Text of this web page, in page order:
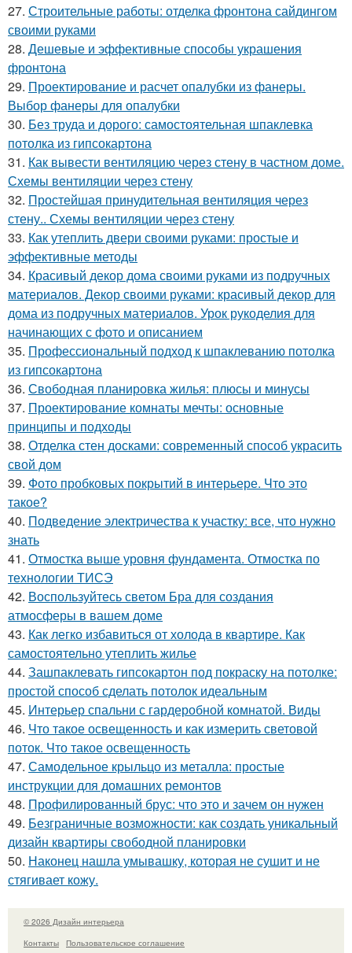
27. Строительные работы: отделка фронтона сайдингом
своими руками
28. Дешевые и эффективные способы украшения
фронтона
29. Проектирование и расчет опалубки из фанеры.
Выбор фанеры для опалубки
30. Без труда и дорого: самостоятельная шпаклевка
потолка из гипсокартона
31. Как вывести вентиляцию через стену в частном доме.
Схемы вентиляции через стену
32. Простейшая принудительная вентиляция через
стену.. Схемы вентиляции через стену
33. Как утеплить двери своими руками: простые и
эффективные методы
34. Красивый декор дома своими руками из подручных
материалов. Декор своими руками: красивый декор для
дома из подручных материалов. Урок рукоделия для
начинающих с фото и описанием
35. Профессиональный подход к шпаклеванию потолка
из гипсокартона
36. Свободная планировка жилья: плюсы и минусы
37. Проектирование комнаты мечты: основные
принципы и подходы
38. Отделка стен досками: современный способ украсить
свой дом
39. Фото пробковых покрытий в интерьере. Что это
такое?
40. Подведение электричества к участку: все, что нужно
знать
41. Отмостка выше уровня фундамента. Отмостка по
технологии ТИСЭ
42. Воспользуйтесь светом Бра для создания
атмосферы в вашем доме
43. Как легко избавиться от холода в квартире. Как
самостоятельно утеплить жилье
44. Зашпаклевать гипсокартон под покраску на потолке:
простой способ сделать потолок идеальным
45. Интерьер спальни с гардеробной комнатой. Виды
46. Что такое освещенность и как измерить световой
поток. Что такое освещенность
47. Самодельное крыльцо из металла: простые
инструкции для домашних ремонтов
48. Профилированный брус: что это и зачем он нужен
49. Безграничные возможности: как создать уникальный
дизайн квартиры свободной планировки
50. Наконец нашла умывашку, которая не сушит и не
стягивает кожу.
© 2026 Дизайн интерьера
Контакты
Пользовательское соглашение